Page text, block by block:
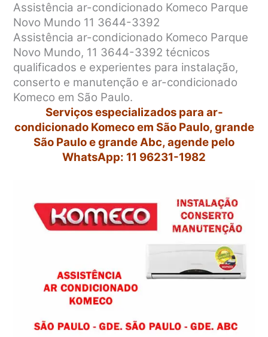
Assistência ar-condicionado Komeco Parque
Novo Mundo 11 3644-3392
Assistência ar-condicionado Komeco Parque
Novo Mundo, 11 3644-3392 técnicos
qualificados e experientes para instalação,
conserto e manutenção e ar-condicionado
Komeco em São Paulo.
Serviços especializados para ar-
condicionado Komeco em São Paulo, grande
São Paulo e grande Abc, agende pelo
WhatsApp: 11 96231-1982